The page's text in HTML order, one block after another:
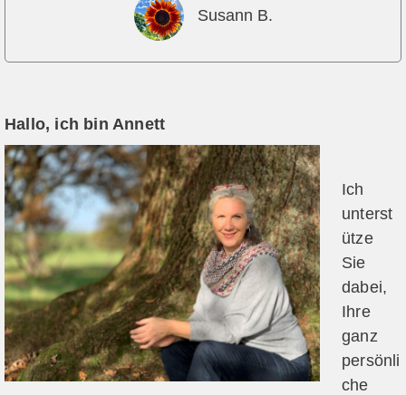
Susann B.
Hallo, ich bin Annett
Ich
unterst
ütze
Sie
dabei,
Ihre
ganz
persönli
che